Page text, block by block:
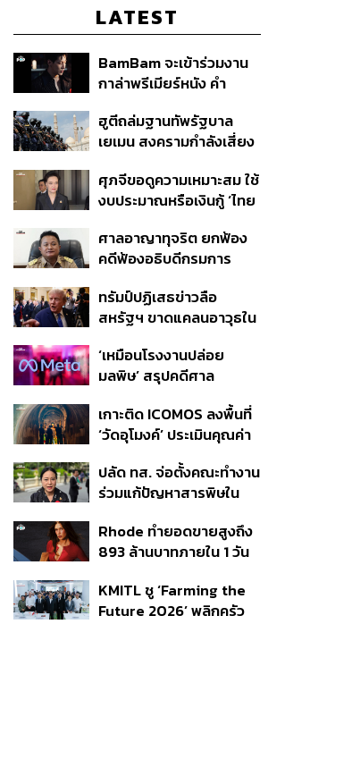
LATEST
BamBam จะเข้าร่วมงาน
กาล่าพรีเมียร์หนัง คำ
ฮูตีถล่มฐานทัพรัฐบาล
เยเมน สงครามกำลังเสี่ยง
ศุภจีขอดูความเหมาะสม ใช้
งบประมาณหรือเงินกู้ ‘ไทย
‘ไทยช่วยไทยพลัส เฟส 2’
ไม่จำเป็นต้องออกพร้อมกัน
ศาลอาญาทุจริต ยกฟ้อง
คดีฟ้องอธิบดีกรมการ
จังหวัดภูเก็ต’ ชอบด้วยขั้น
ตอน
ทรัมป์ปฏิเสธข่าวลือ
สหรัฐฯ ขาดแคลนอาวุธใน
เผยกำลังล่าตัวคนปล่อย
ข่าว
‘เหมือนโรงงานปล่อย
มลพิษ’ สรุปคดีศาล
กระทบสุขภาพจิตเด็ก คุม
เข้ม AI Chatbot
เกาะติด ICOMOS ลงพื้นที่
‘วัดอุโมงค์’ ประเมินคุณค่า
มรดกโลกปี 2570
ปลัด ทส. จ่อตั้งคณะทำงาน
ร่วมแก้ปัญหาสารพิษใน
เมียนมา เล็งเริ่มถกนัดแรก
ส.ค.นี้
Rhode ทำยอดขายสูงถึง
893 ล้านบาทภายใน 1 วัน
ล่าสุด
KMITL ชู ‘Farming the
Future 2026’ พลิกครัว